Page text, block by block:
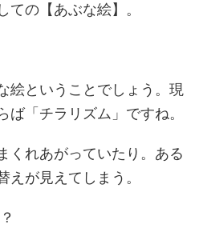
ての【あぶな絵】。
絵ということでしょう。現
「チラリズム」ですね。
くれあがっていたり。ある
えが見えてしまう。